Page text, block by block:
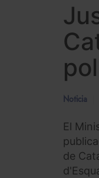
Noticia
El
de